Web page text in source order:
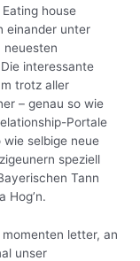
house
einander unter
neuesten
interessante
trotz aller
– genau so wie
Portale
wie selbige neue
speziell
Tann
Hog’n.
letter, an
unser